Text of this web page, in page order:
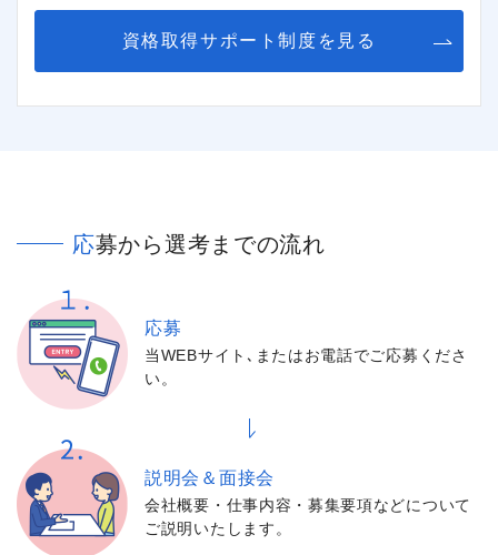
資格取得サポート制度を見る
応募から選考までの流れ
応募
当WEBサイト､またはお電話でご応募くださ
い。
説明会＆面接会
会社概要・仕事内容・募集要項などについて
ご説明いたします。